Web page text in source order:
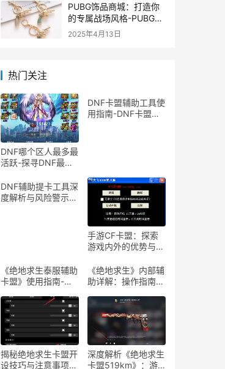
PUBG饰品商城：打造你
的专属战场风格-PUBG游
戏内饰品购买指南
2025年4月13日
热门关注
DNF哪个区人最多最
活跃-探寻DNF最热
游戏天堂
DNF卡盟辅助工具使
用指南-DNF卡盟辅
DNF辅助提卡工具深
度解析与风险警示-
手游CF卡盟：探索
游戏内外的优势与合
盟：深入解析游戏产
业中的联盟与合作策
《绝地求生泰服辅助
卡盟》使用指南-
卡盟》体验分享及使
用技巧
《绝地求生》内部辅
助详解：操作指南与
生》内部辅助软件使
用教程与注意事项
揭秘绝地求生卡盟开
设技巧与注意事项-
深度解析《绝地求生
卡盟519km》：游